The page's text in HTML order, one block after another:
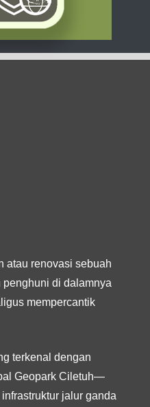
atau renovasi sebuah
penghuni di dalamnya
mempercantik
terkenal dengan
Geopark Ciletuh—
jalur ganda